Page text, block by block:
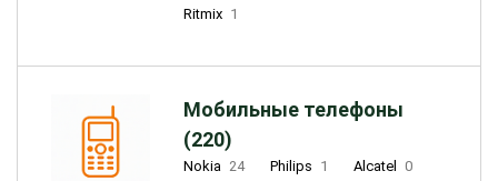
Ritmix 1
Мобильные телефоны
(220)
Nokia 24 Philips 1 Alcatel
0